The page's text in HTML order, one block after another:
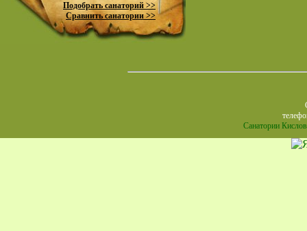
Подобрать санаторий >>
Сравнить санатории >>
Санатории